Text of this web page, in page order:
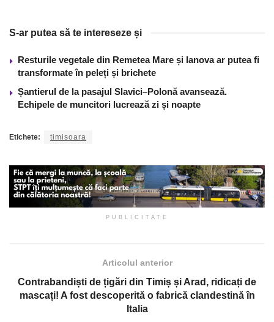
S-ar putea să te intereseze și
Resturile vegetale din Remetea Mare și Ianova ar putea fi
transformate în peleți și brichete
Șantierul de la pasajul Slavici–Polonă avansează.
Echipele de muncitori lucrează zi și noapte
Etichete: timisoara
PUBLICITATE
Articolul anterior
Contrabandiști de țigări din Timiș și Arad, ridicați de
mascați! A fost descoperită o fabrică clandestină în
Italia